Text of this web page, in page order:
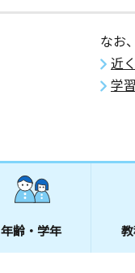
なお
近
学
年齢・学年